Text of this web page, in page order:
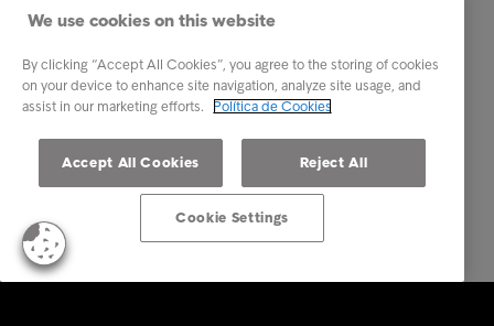
We use cookies on this website
By clicking “Accept All Cookies”, you agree to the storing of cookies
on your device to enhance site navigation, analyze site usage, and
assist in our marketing efforts.
Política de Cookies
Accept All Cookies Reject All
Cookie Settings